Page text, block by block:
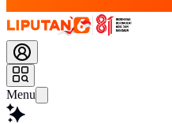
Menu